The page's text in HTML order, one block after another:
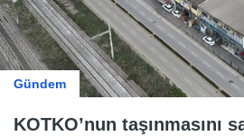
Gündem
KOTKO’nun taşınmasını